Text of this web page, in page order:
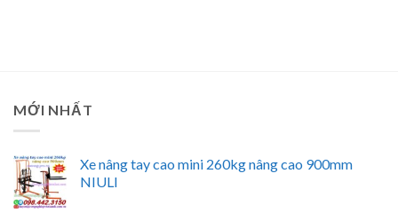
MỚI NHẤT
Xe nâng tay cao mini 260kg nâng cao 900mm
NIULI